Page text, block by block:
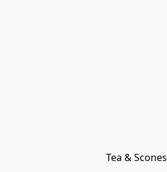
Tea & Scones